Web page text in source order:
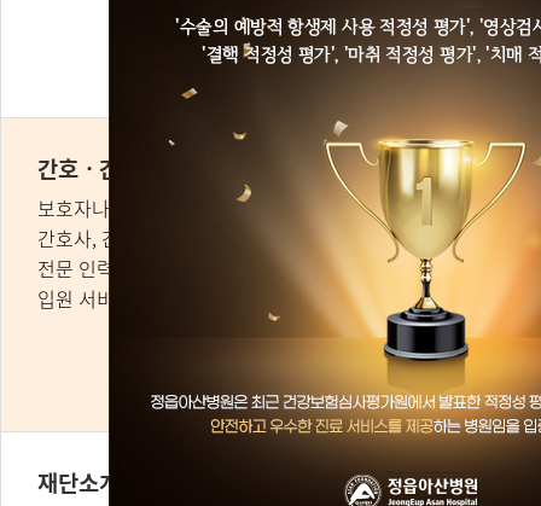
의료진 소개
간호ㆍ간병 통합서비스
보호자나 간병인 상주없이
간호사, 간호조무사 등
전문 인력이 제공하는
입원 서비스입니다.
은빛재활센터
임상전문가로부터 낮 동안
개인별 맞춤치료 및 응급
치료까지 연계된
노인주간치료센터입니다.
재단소개